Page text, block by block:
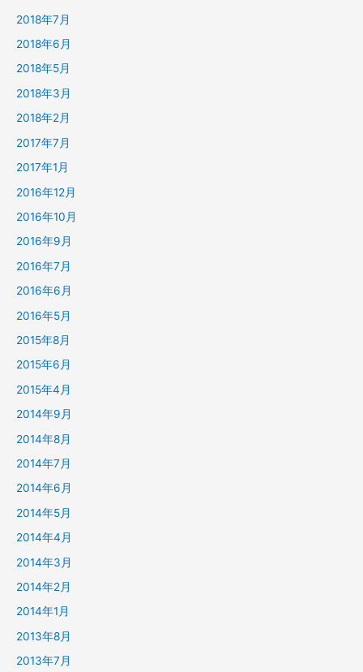
2018年7月
2018年6月
2018年5月
2018年3月
2018年2月
2017年7月
2017年1月
2016年12月
2016年10月
2016年9月
2016年7月
2016年6月
2016年5月
2015年8月
2015年6月
2015年4月
2014年9月
2014年8月
2014年7月
2014年6月
2014年5月
2014年4月
2014年3月
2014年2月
2014年1月
2013年8月
2013年7月